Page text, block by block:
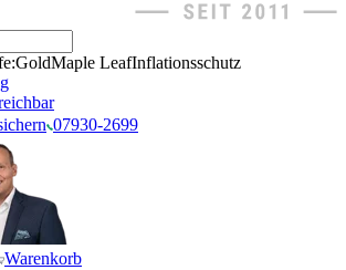
GoldMaple LeafInflationsschutz
07930-2699
Warenkorb